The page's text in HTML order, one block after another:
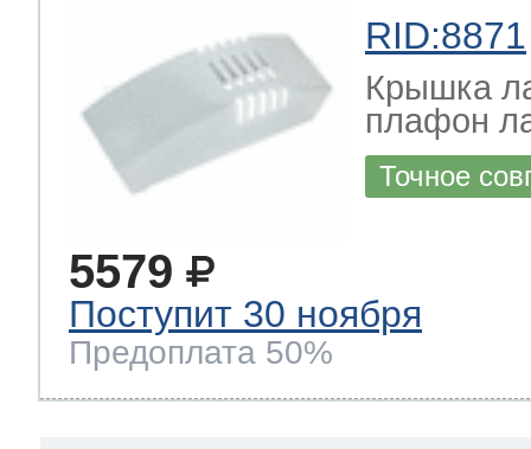
RID:8871
Крышка
плафон
Точное
5579
Поступит 30 ноября
Предоплата 50%